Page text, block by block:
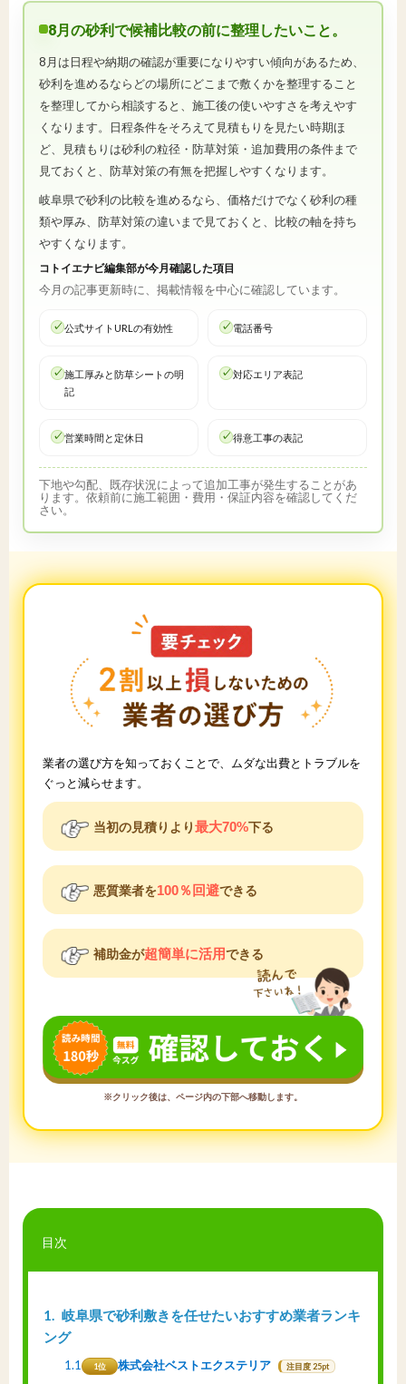
8月の砂利で候補比較の前に整理したいこと。
8月は日程や納期の確認が重要になりやすい傾向があるため、
砂利を進めるならどの場所にどこまで敷くかを整理すること
を整理してから相談すると、施工後の使いやすさを考えやす
くなります。日程条件をそろえて見積もりを見たい時期ほ
ど、見積もりは砂利の粒径・防草対策・追加費用の条件まで
見ておくと、防草対策の有無を把握しやすくなります。
岐阜県で砂利の比較を進めるなら、価格だけでなく砂利の種
類や厚み、防草対策の違いまで見ておくと、比較の軸を持ち
やすくなります。
コトイエナビ編集部が今月確認した項目
今月の記事更新時に、掲載情報を中心に確認しています。
公式サイトURLの有効性 電話番号
施工厚みと防草シートの明
記
対応エリア表記
営業時間と定休日 得意工事の表記
下地や勾配、既存状況によって追加工事が発生することがあ
ります。依頼前に施工範囲・費用・保証内容を確認してくだ
さい。
業者の選び方を知っておくことで、ムダな出費とトラブルを
ぐっと減らせます。
当初の見積りより最大70%下る
悪質業者を100％回避できる
補助金が超簡単に活用できる
※クリック後は、ページ内の下部へ移動します。
目次
1
岐阜県で砂利敷きを任せたいおすすめ業者ランキ
ング
1.1 1位 株式会社ベストエクステリア 注目度 25pt